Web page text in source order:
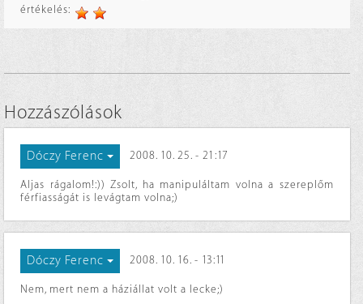
értékelés:
Hozzászólások
Dóczy Ferenc 2008. 10. 25. - 21:17
Aljas rágalom!:)) Zsolt, ha manipuláltam volna a szereplőm
férfiasságát is levágtam volna;)
Dóczy Ferenc 2008. 10. 16. - 13:11
Nem, mert nem a háziállat volt a lecke;)